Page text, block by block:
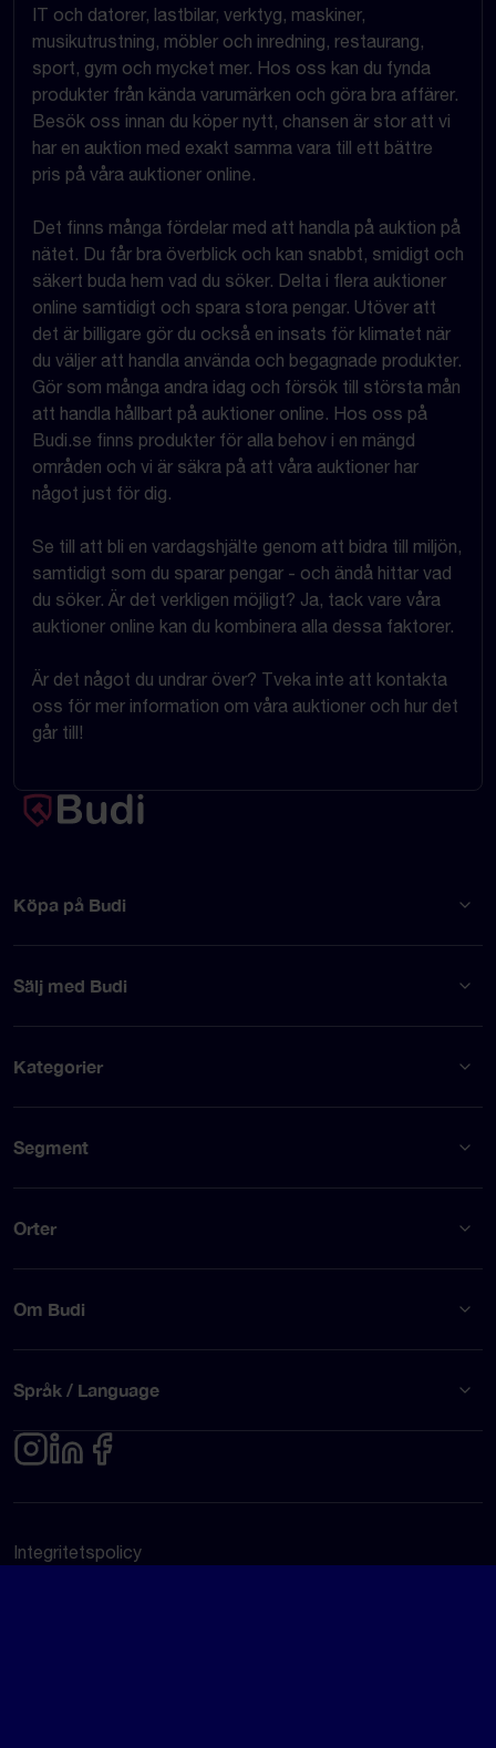
IT och datorer, lastbilar, verktyg, maskiner,
musikutrustning, möbler och inredning, restaurang,
sport, gym och mycket mer. Hos oss kan du fynda
produkter från kända varumärken och göra bra affärer.
Besök oss innan du köper nytt, chansen är stor att vi
har en auktion med exakt samma vara till ett bättre
pris på våra auktioner online.
Det finns många fördelar med att handla på auktion på
nätet. Du får bra överblick och kan snabbt, smidigt och
säkert buda hem vad du söker. Delta i flera auktioner
online samtidigt och spara stora pengar. Utöver att
det är billigare gör du också en insats för klimatet när
du väljer att handla använda och begagnade produkter.
Gör som många andra idag och försök till största mån
att handla hållbart på auktioner online. Hos oss på
Budi.se finns produkter för alla behov i en mängd
områden och vi är säkra på att våra auktioner har
något just för dig.
Se till att bli en vardagshjälte genom att bidra till miljön,
samtidigt som du sparar pengar - och ändå hittar vad
du söker. Är det verkligen möjligt? Ja, tack vare våra
auktioner online kan du kombinera alla dessa faktorer.
Är det något du undrar över? Tveka inte att kontakta
oss för mer information om våra auktioner och hur det
går till!
Köpa på Budi
Sälj med Budi
Kategorier
Segment
Orter
Om Budi
Språk / Language
Integritetspolicy